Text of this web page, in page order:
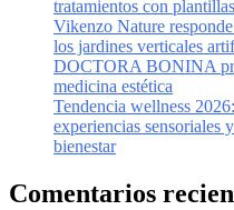
tratamientos con
Vikenzo Nature
los jardines verticales
DOCTORA BONINA
medicina estética
Tendencia wellness
experiencias sensoriales
bienestar
Comentarios